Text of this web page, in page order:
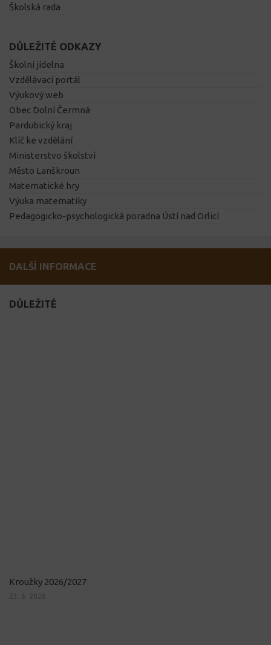
Školská rada
DŮLEŽITÉ ODKAZY
Školní jídelna
Vzdělávací portál
Výukový web
Obec Dolní Čermná
Pardubický kraj
Klíč ke vzdělání
Ministerstvo školství
Město Lanškroun
Matematické hry
Výuka matematiky
Pedagogicko-psychologická poradna Ústí nad Orlicí
DALŠÍ INFORMACE
DŮLEŽITÉ
Kroužky 2026/2027
23. 6. 2026